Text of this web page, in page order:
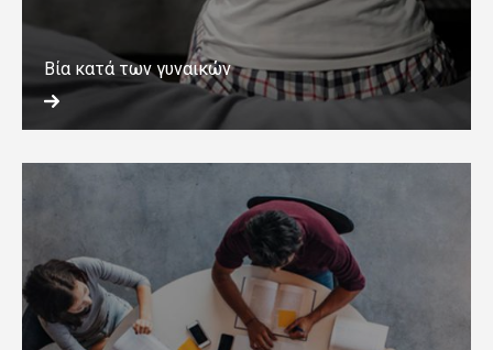
Βία κατά των γυναικών